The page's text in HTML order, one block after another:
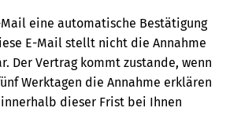
eine automatische Bestätigung
E-Mail stellt nicht die Annahme
Der Vertrag kommt zustande, wenn
Werktagen die Annahme erklären
dieser Frist bei Ihnen